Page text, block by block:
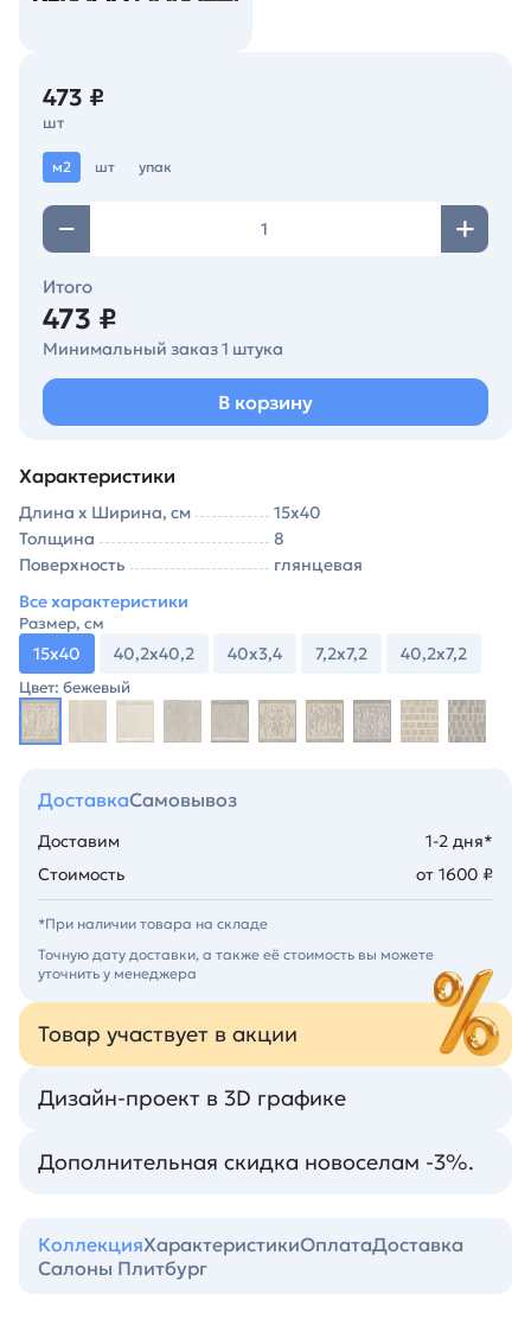
473 ₽
шт
м2 шт упак
Итого
473 ₽
Минимальный заказ 1 штука
В корзину
Характеристики
Длина х Ширина, см
15х40
Толщина
8
Поверхность
глянцевая
Все характеристики
Размер, см
15х40 40,2х40,2 40х3,4 7,2х7,2 40,2х7,2
Цвет: бежевый
ДоставкаСамовывоз
Доставим
1-2 дня*
Стоимость
от 1600 ₽
*При наличии товара на складе
Точную дату доставки, а также её стоимость вы можете
уточнить у менеджера
Товар участвует в акции
Дизайн-проект в 3D графике
Дополнительная скидка новоселам -3%.
КоллекцияХарактеристикиОплатаДоставка
Салоны Плитбург